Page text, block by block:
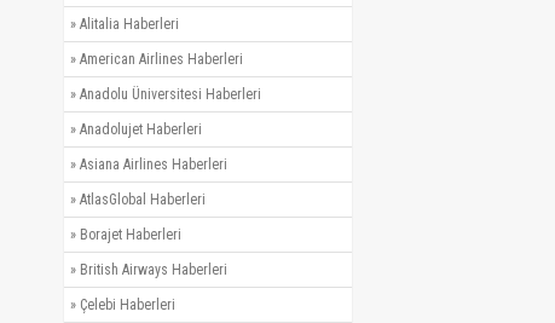
» Alitalia Haberleri
» American Airlines Haberleri
» Anadolu Üniversitesi Haberleri
» Anadolujet Haberleri
» Asiana Airlines Haberleri
» AtlasGlobal Haberleri
» Borajet Haberleri
» British Airways Haberleri
» Çelebi Haberleri